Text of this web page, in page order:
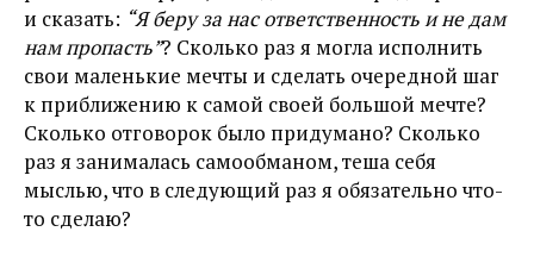
и сказать: “Я беру за нас ответственность и не дам
нам пропасть”? Сколько раз я могла исполнить
свои маленькие мечты и сделать очередной шаг
к приближению к самой своей большой мечте?
Сколько отговорок было придумано? Сколько
раз я занималась самообманом, теша себя
мыслью, что в следующий раз я обязательно что-
то сделаю?